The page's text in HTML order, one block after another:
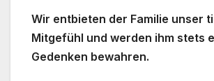
Wir entbieten der Familie unser
Mitgefühl und werden ihm stets
Gedenken bewahren.